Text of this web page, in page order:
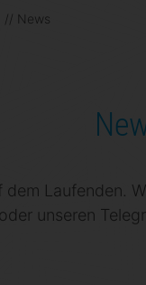
// News
dem Laufenden.
unseren